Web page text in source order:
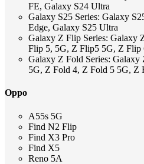
FE, Galaxy S24 Ultra
Galaxy S25 Series: Galaxy
Edge, Galaxy S25 Ultra
Galaxy Z Flip Series: Galaxy
Flip 5, 5G, Z Flip5 5G, Z Flip
Galaxy Z Fold Series:
5G, Z Fold 4, Z Fold 5 5G, Z
Oppo
A55s 5G
Find N2 Flip
Find X3 Pro
Find X5
Reno 5A